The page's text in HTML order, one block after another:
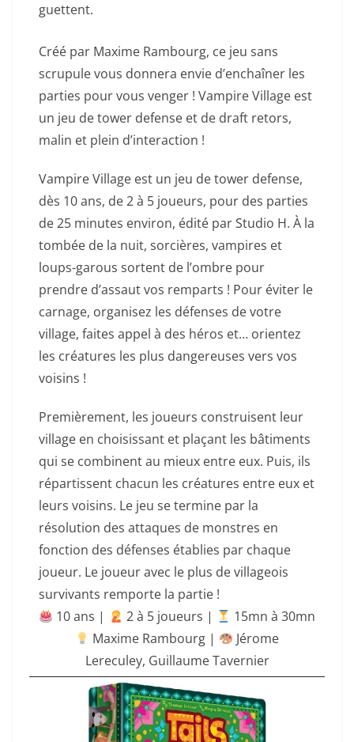
guettent.
Créé par Maxime Rambourg, ce jeu sans
scrupule vous donnera envie d’enchaîner les
parties pour vous venger ! Vampire Village est
un jeu de tower defense et de draft retors,
malin et plein d’interaction !
Vampire Village est un jeu de tower defense,
dès 10 ans, de 2 à 5 joueurs, pour des parties
de 25 minutes environ, édité par Studio H. À la
tombée de la nuit, sorcières, vampires et
loups-garous sortent de l’ombre pour
prendre d’assaut vos remparts ! Pour éviter le
carnage, organisez les défenses de votre
village, faites appel à des héros et… orientez
les créatures les plus dangereuses vers vos
voisins !
Premièrement, les joueurs construisent leur
village en choisissant et plaçant les bâtiments
qui se combinent au mieux entre eux. Puis, ils
répartissent chacun les créatures entre eux et
leurs voisins. Le jeu se termine par la
résolution des attaques de monstres en
fonction des défenses établies par chaque
joueur. Le joueur avec le plus de villageois
survivants remporte la partie !
10 ans |
‍ 2 à 5 joueurs |
15mn à 30mn
Maxime Rambourg |
Jérome
Lereculey, Guillaume Tavernier